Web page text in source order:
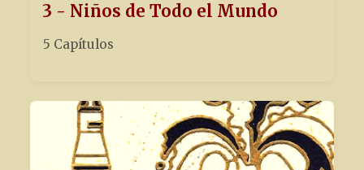
3 - Niños de Todo el Mundo
5 Capítulos